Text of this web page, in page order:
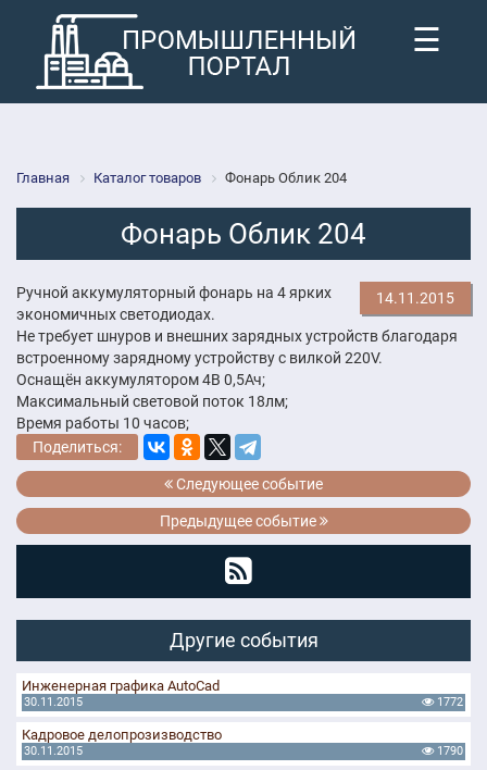
☰
Главная Каталог товаров Фонарь Облик 204
Фонарь Облик 204
14.11.2015
Ручной аккумуляторный фонарь на 4 ярких
экономичных светодиодах.
Не требует шнуров и внешних зарядных устройств благодаря
встроенному зарядному устройству с вилкой 220V.
Оснащён аккумулятором 4В 0,5Ач;
Максимальный световой поток 18лм;
Время работы 10 часов;
Поделиться:
Следующее событие
Предыдущее событие
Другие события
Инженерная графика AutoCad
30.11.2015 1772
Кадровое делопрозизводство
30.11.2015 1790